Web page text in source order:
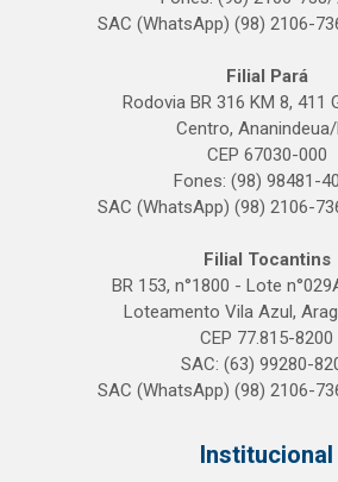
SAC (WhatsApp) (98) 2106-
Filial Pará
Rodovia BR 316 KM 8, 411
Centro,
CEP 67030-000
Fones: (98) 98481-
SAC (WhatsApp) (98) 2106-
Filial Tocantins
BR 153, n°1800 - Lote
Loteamento Vila Azul,
CEP 77.815-8200
SAC: (63) 99280-
SAC (WhatsApp) (98) 2106-
Institucional